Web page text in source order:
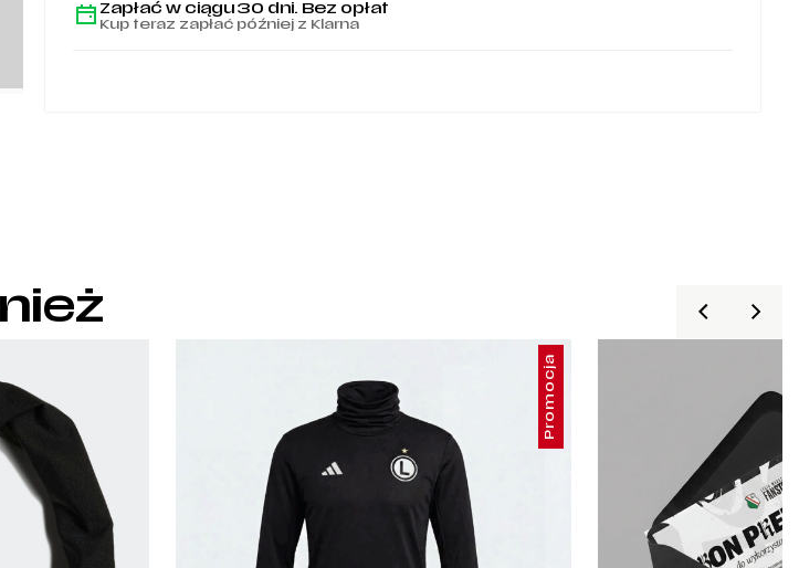
Zapłać w ciągu 30 dni. Bez opłat
Kup teraz zapłać później z Klarna
Promocja